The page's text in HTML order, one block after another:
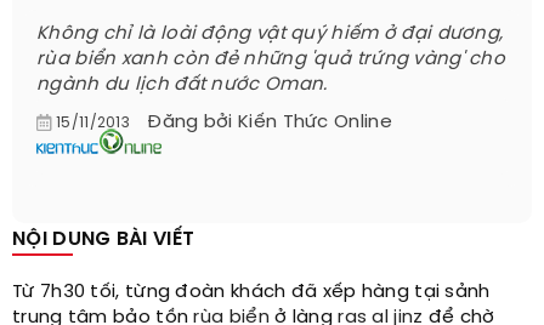
Không chỉ là loài động vật quý hiếm ở đại dương,
rùa biển xanh còn đẻ những 'quả trứng vàng' cho
ngành du lịch đất nước Oman.
15/11/2013 Đăng bởi Kiến Thức Online
NỘI DUNG BÀI VIẾT
Từ 7h30 tối, từng đoàn khách đã xếp hàng tại sảnh
trung tâm bảo tồnrùa biểnở làngras al jinz để chờ